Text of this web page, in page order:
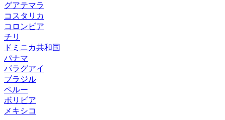
グアテマラ
コスタリカ
コロンビア
チリ
ドミニカ共和国
パナマ
パラグアイ
ブラジル
ペルー
ボリビア
メキシコ